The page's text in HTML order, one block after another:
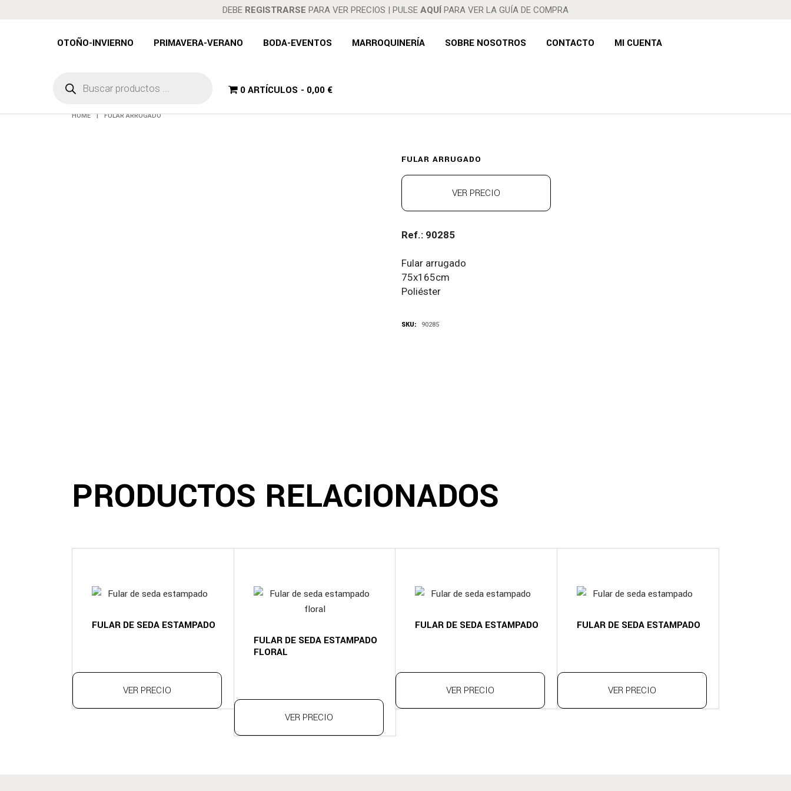
DEBE REGISTRARSE PARA VER PRECIOS | PULSE AQUÍ PARA VER LA GUÍA DE COMPRA
OTOÑO-INVIERNO PRIMAVERA-VERANO BODA-EVENTOS MARROQUINERÍA SOBRE NOSOTROS CONTACTO MI CUENTA
productos 0 ARTÍCULOS 0,00 €
FULAR ARRUGADO
HOME | FULAR ARRUGADO
FULAR ARRUGADO
VER PRECIO
Ref.: 90285
Fular arrugado
75x165cm
Poliéster
SKU: 90285
PRODUCTOS RELACIONADOS
FULAR DE SEDA ESTAMPADO
VER PRECIO
FULAR DE SEDA ESTAMPADO
FLORAL
VER PRECIO
FULAR DE SEDA ESTAMPADO
VER PRECIO
FULAR DE SEDA ESTAMPADO
VER PRECIO